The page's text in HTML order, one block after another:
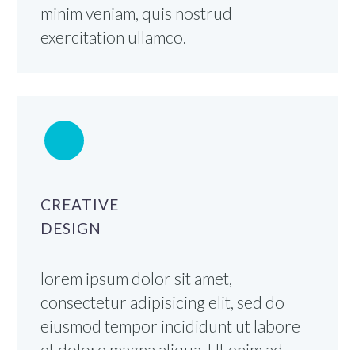
minim veniam, quis nostrud
exercitation ullamco.
CREATIVE
DESIGN
lorem ipsum dolor sit amet,
consectetur adipisicing elit, sed do
eiusmod tempor incididunt ut labore